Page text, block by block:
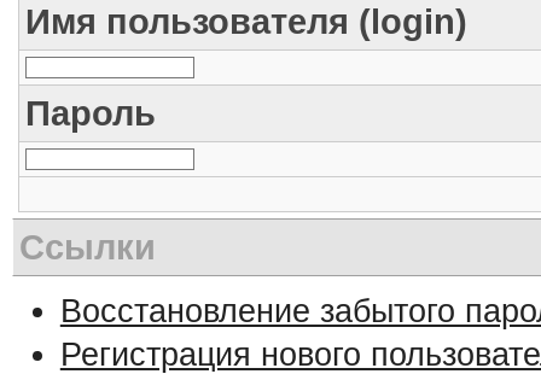
Имя пользователя (login)
Пароль
Ссылки
Восстановление забытого
Регистрация нового